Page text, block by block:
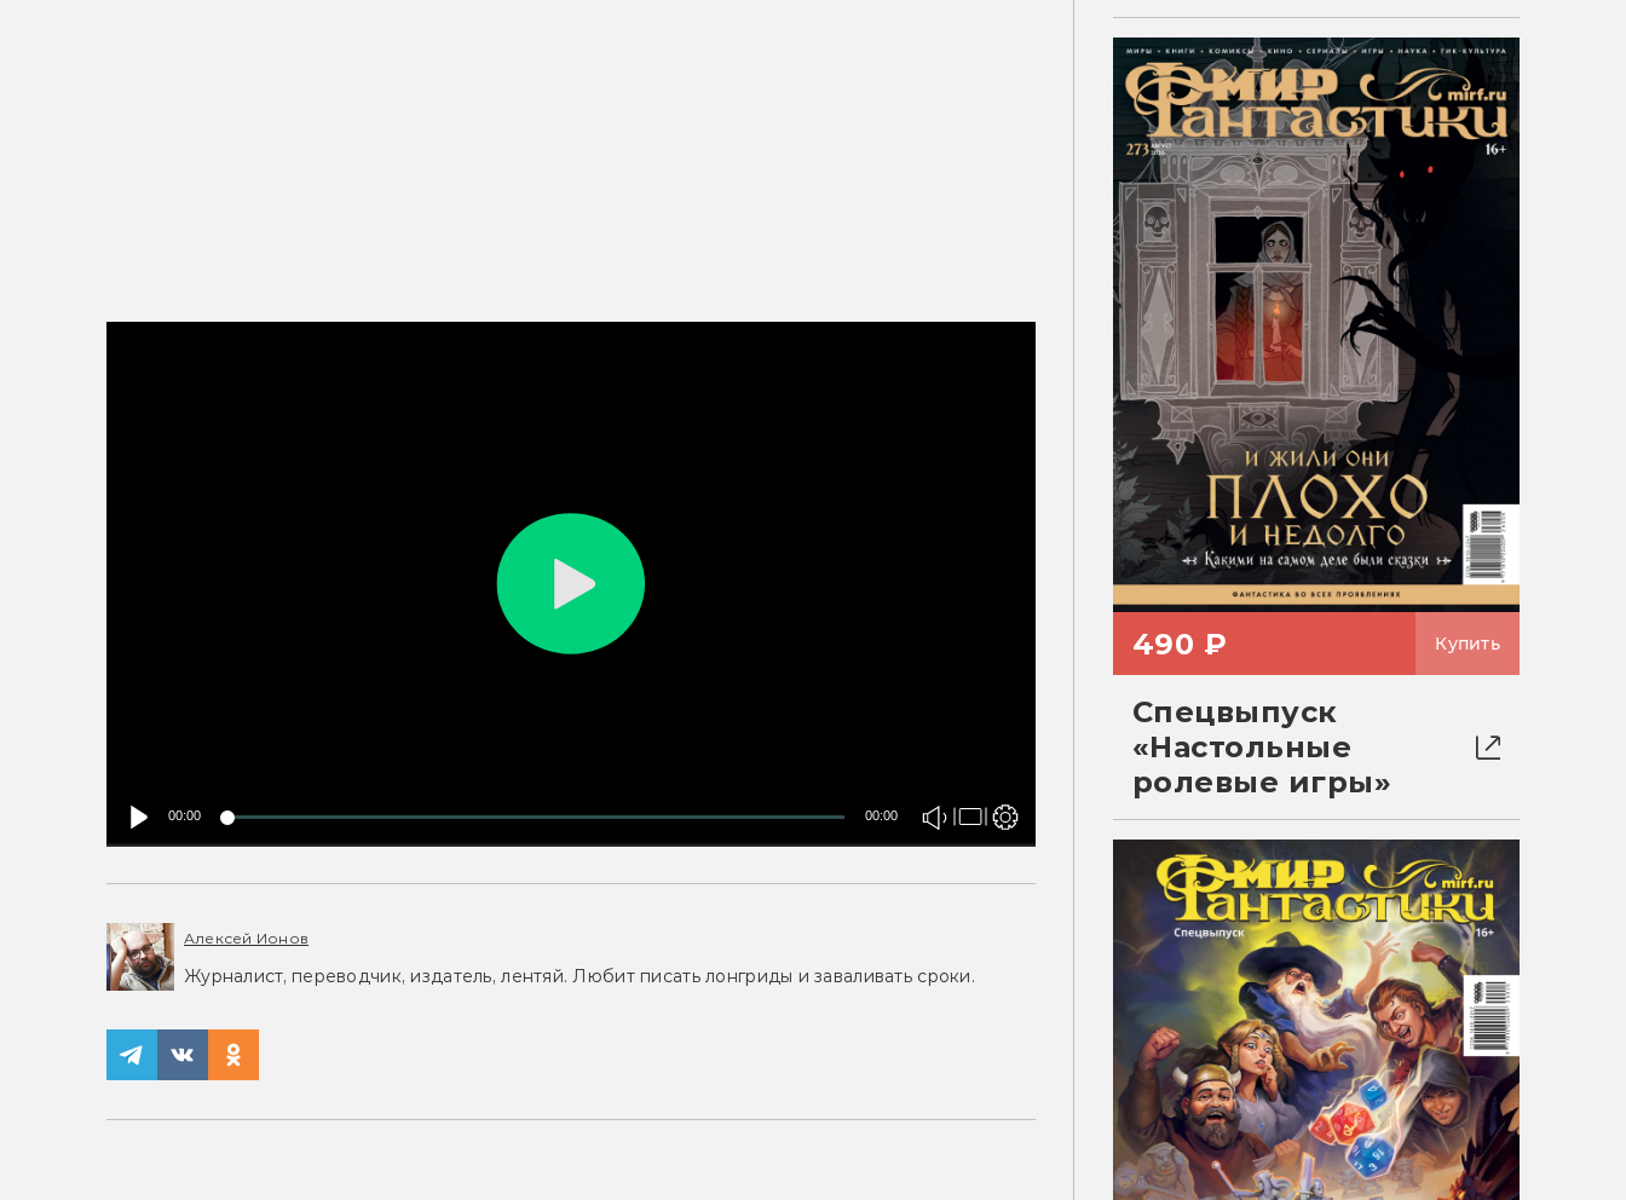
00:00 00:00
Алексей Ионов
Журналист, переводчик, издатель, лентяй. Любит писать лонгриды и заваливать сроки.
490 ₽ Купить
Спецвыпуск
«Настольные
ролевые игры»